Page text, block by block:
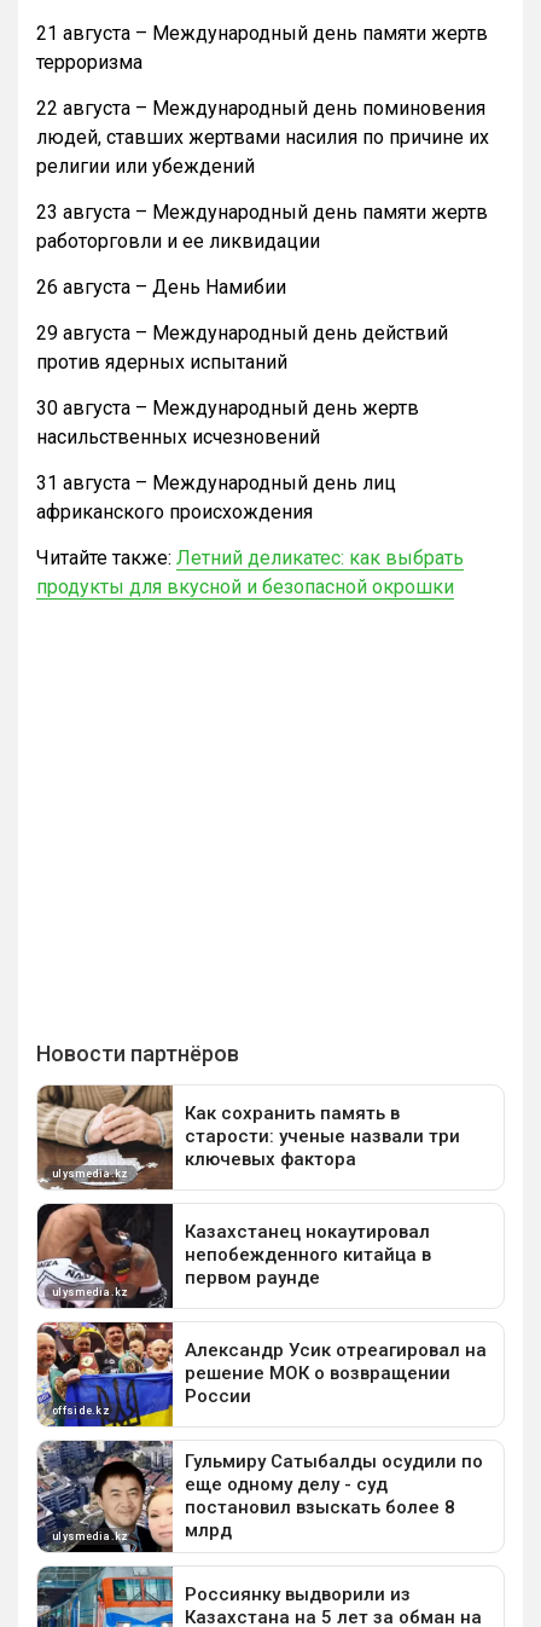
21 августа – Международный день памяти жертв
терроризма
22 августа – Международный день поминовения
людей, ставших жертвами насилия по причине их
религии или убеждений
23 августа – Международный день памяти жертв
работорговли и ее ликвидации
26 августа – День Намибии
29 августа – Международный день действий
против ядерных испытаний
30 августа – Международный день жертв
насильственных исчезновений
31 августа – Международный день лиц
африканского происхождения
Читайте также: Летний деликатес: как выбрать
продукты для вкусной и безопасной окрошки